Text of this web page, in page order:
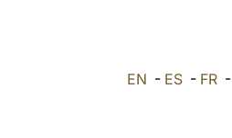
EN - ES- FR-